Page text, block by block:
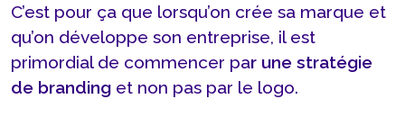
C’est pour ça que lorsqu’on crée sa marque et
qu’on développe son entreprise, il est
primordial de commencer par une stratégie
de branding et non pas par le logo.